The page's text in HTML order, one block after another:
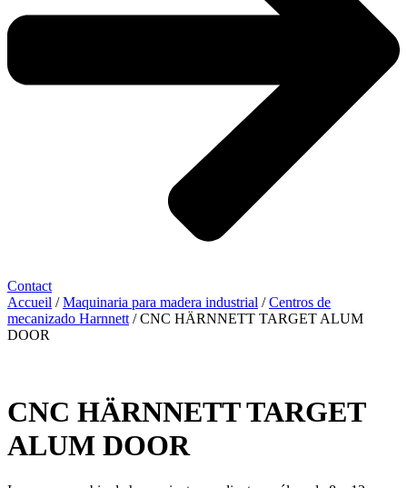
Contact
Accueil /Maquinaria para madera industrial /Centros de
mecanizado Harnnett / CNC HÄRNNETT TARGET ALUM
DOOR
CNC HÄRNNETT TARGET
ALUM DOOR